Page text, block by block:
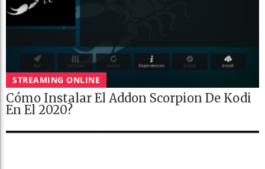
STREAMING ONLINE
Cómo Instalar El Addon Scorpion De Kodi
En El 2020?